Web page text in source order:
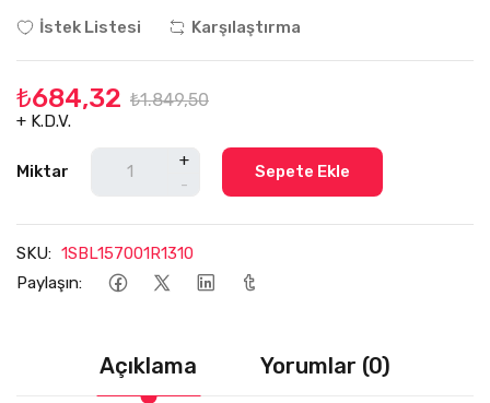
İstek Listesi Karşılaştırma
₺684,32 ₺1.849,50
+ K.D.V.
Miktar
+
-
Sepete Ekle
SKU: 1SBL157001R1310
Paylaşın:
Açıklama Yorumlar (0)